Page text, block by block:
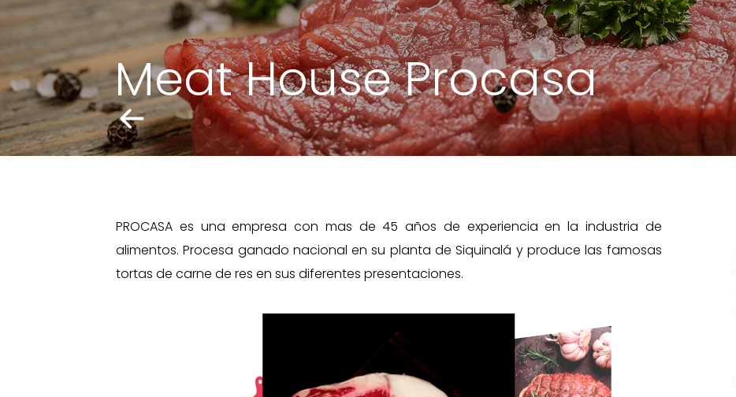
Meat House Procasa
PROCASA es una empresa con mas de 45 años de experiencia en la industria de
alimentos. Procesa ganado nacional en su planta de Siquinalá y produce las famosas
tortas de carne de res en sus diferentes presentaciones.